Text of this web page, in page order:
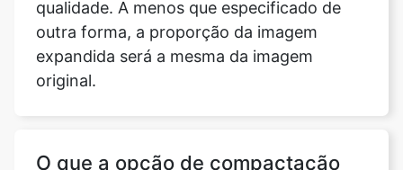
original.
O que a opção de compactação
A compressão de imagem é a técnica de